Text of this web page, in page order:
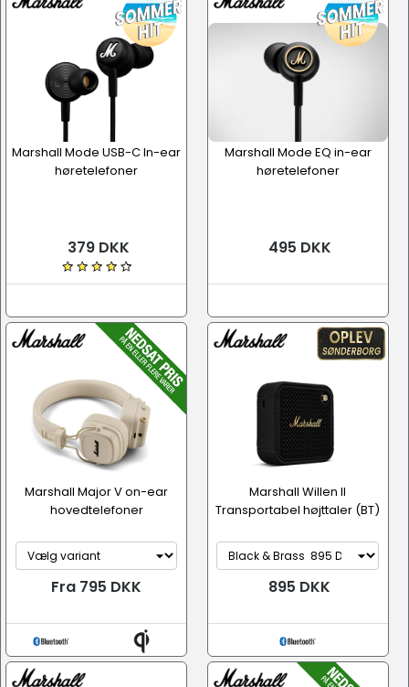
Marshall Mode USB-C In-ear
høretelefoner
379 DKK
Marshall Mode EQ in-ear
høretelefoner
495 DKK
Marshall Major V on-ear
hovedtelefoner
Fra 795 DKK
Marshall Willen II
Transportabel højttaler (BT)
895 DKK